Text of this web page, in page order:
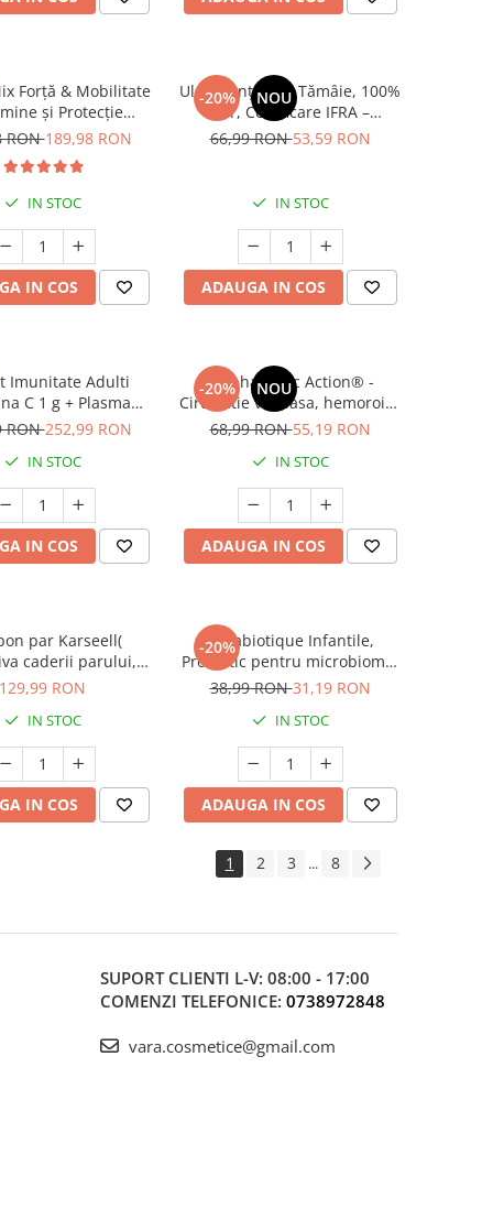
Forță & Mobilitate
și Protecție
Articulară
RON189,98 RON
IN STOC
IN COS
-20% NOU
Ulei Esențial de Tămâie, 100%
Pur, Certificare IFRA –
Relaxare, Regenerare și
66,99 RON53,59 RON
IN STOC
ADAUGA IN COS
Imunitate Adulti
C 1 g + Plasma
Hipertonic
RON252,99 RON
IN STOC
IN COS
-20% NOU
Manhaé Circ Action® -
Circulatie venoasa, hemoroizi,
capilare sparte, picioare grele
68,99 RON55,19 RON
IN STOC
ADAUGA IN COS
par Karseell(
caderii parului,
tipurile de par,
500 ml
129,99 RON
IN STOC
IN COS
-20%
Ultrabiotique Infantile,
Probiotic pentru microbiomul
copiilor, 7 plicuri
38,99 RON31,19 RON
IN STOC
ADAUGA IN COS
1 2 3 ... 8
SUPORT CLIENTI L-V: 08:00 - 17:00
COMENZI TELEFONICE: 0738972848
vara.cosmetice@gmail.com